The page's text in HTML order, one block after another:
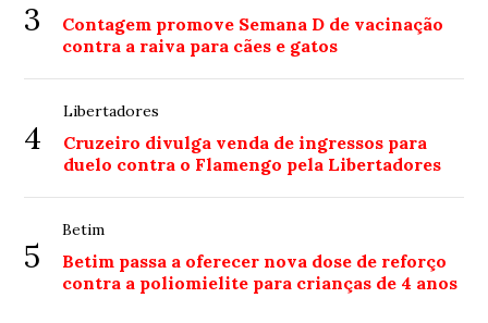
3
Contagem promove Semana D de vacinação
contra a raiva para cães e gatos
4
Libertadores
Cruzeiro divulga venda de ingressos para
duelo contra o Flamengo pela Libertadores
5
Betim
Betim passa a oferecer nova dose de reforço
contra a poliomielite para crianças de 4 anos